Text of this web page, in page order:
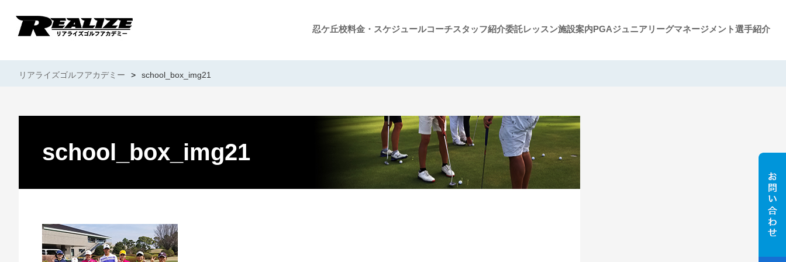
忍ケ丘校料金・スケジュールコーチスタッフ紹介委託レッスン施設案内PGAジュニアリーグマネージメント選手紹介
リアライズゴルフアカデミー > school_box_img21
school_box_img21